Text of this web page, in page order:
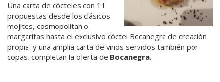
Una carta de cócteles con 11
propuestas desde los clásicos
mojitos, cosmopolitan o
margaritas hasta el exclusivo cóctel Bocanegra de creación
propia y una amplia carta de vinos servidos también por
copas, completan la oferta de Bocanegra.